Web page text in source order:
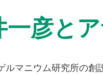
一彦と
ルマニウム研究所の